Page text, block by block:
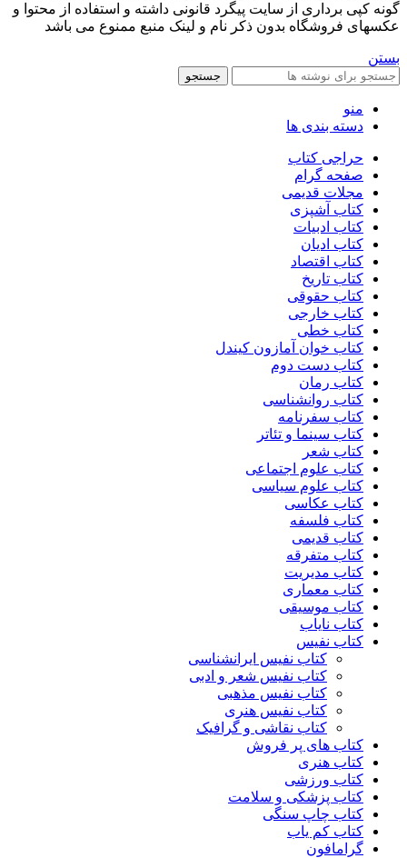
گونه کپی برداری از سایت پیگرد قانونی داشته و استفاده از محتوا و
عکسهای فروشگاه بدون ذکر نام و لینک منبع ممنوع می باشد
بستن
جستجو
منو
دسته بندی ها
حراجی کتاب
صفحه گرام
مجلات قدیمی
کتاب آشپزی
کتاب ادبیات
کتاب ادیان
کتاب اقتصاد
کتاب تاریخ
کتاب حقوقی
کتاب خارجی
کتاب خطی
کتاب خوان آمازون کیندل
کتاب دست دوم
کتاب رمان
کتاب روانشناسی
کتاب سفرنامه
کتاب سینما و تئاتر
کتاب شعر
کتاب علوم اجتماعی
کتاب علوم سیاسی
کتاب عکاسی
کتاب فلسفه
کتاب قدیمی
کتاب متفرقه
کتاب مدیریت
کتاب معماری
کتاب موسیقی
کتاب نایاب
کتاب نفیس
کتاب نفیس ایرانشناسی
کتاب نفیس شعر و ادبی
کتاب نفیس مذهبی
کتاب نفیس هنری
کتاب نقاشی و گرافیک
کتاب های پر فروش
کتاب هنری
کتاب ورزشی
کتاب پزشکی و سلامت
کتاب چاپ سنگی
کتاب کم یاب
گرامافون